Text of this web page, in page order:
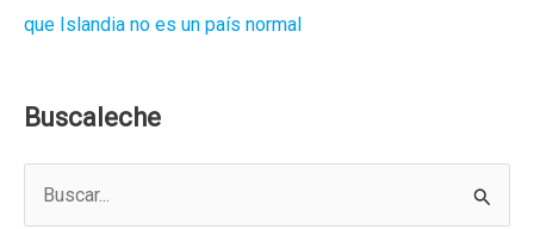
que Islandia no es un país normal
Buscaleche